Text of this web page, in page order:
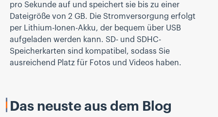
pro Sekunde auf und speichert sie bis zu einer
Dateigröße von 2 GB. Die Stromversorgung erfolgt
per Lithium-Ionen-Akku, der bequem über USB
aufgeladen werden kann. SD- und SDHC-
Speicherkarten sind kompatibel, sodass Sie
ausreichend Platz für Fotos und Videos haben.
Das neuste aus dem Blog